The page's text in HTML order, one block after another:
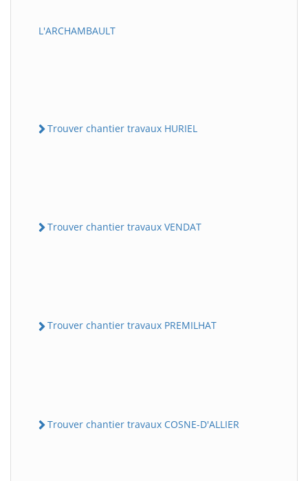
L'ARCHAMBAULT
Trouver chantier travaux HURIEL
Trouver chantier travaux VENDAT
Trouver chantier travaux PREMILHAT
Trouver chantier travaux COSNE-D'ALLIER